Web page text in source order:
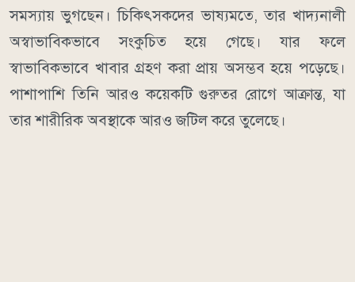
সমস্যায় ভুগছেন। চিকিৎসকদের ভাষ্যমতে, তার খাদ্যনালী
অস্বাভাবিকভাবে সংকুচিত হয়ে গেছে। যার ফলে
স্বাভাবিকভাবে খাবার গ্রহণ করা প্রায় অসম্ভব হয়ে পড়েছে।
পাশাপাশি তিনি আরও কয়েকটি গুরুতর রোগে আক্রান্ত, যা
তার শারীরিক অবস্থাকে আরও জটিল করে তুলেছে।